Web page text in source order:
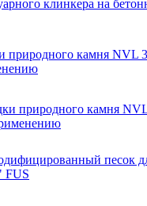
клинкера на
природного камня